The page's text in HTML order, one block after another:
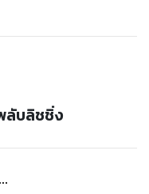
ดยไม่มีคำว่าเกรงใจอีก
ที่นี่เอง ต่อไปนี้อย่าคิดว่า
ะ”
ลับลิชชิ่ง